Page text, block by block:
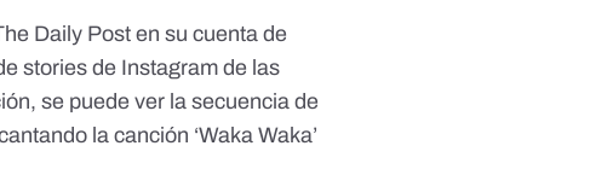
Daily Post en su cuenta de
stories de Instagram de las
, se puede ver la secuencia de
la canción ‘Waka Waka’